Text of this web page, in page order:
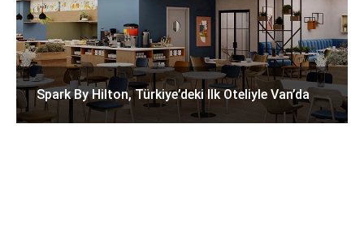
Spark By Hilton, Türkiye’deki Ilk Oteliyle Van’da